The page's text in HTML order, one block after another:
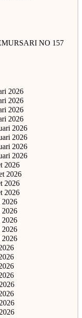
NO 157
2026
2026
2026
2026
2026
2026
2026
2026
2026
2026
2026
2026
2026
2026
2026